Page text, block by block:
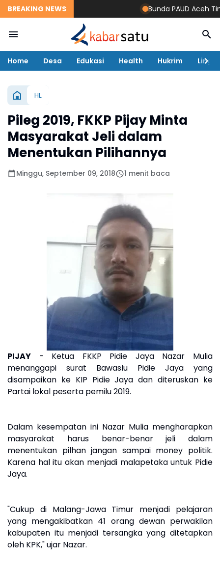
BREAKING NEWS Bunda PAUD Aceh
Home Desa Edukasi Health Hukrim
HL
Pileg 2019, FKKP Pijay Minta
Masyarakat Jeli dalam
Menentukan Pilihannya
Minggu, September 09, 2018 1 menit baca
PIJAY - Ketua FKKP Pidie Jaya Nazar Mulia
menanggapi surat Bawaslu Pidie Jaya yang
disampaikan ke KIP Pidie Jaya dan diteruskan ke
Partai lokal peserta pemilu 2019.
Dalam kesempatan ini Nazar Mulia mengharapkan
masyarakat harus benar-benar jeli dalam
menentukan pilhan jangan sampai money politik.
Karena hal itu akan menjadi malapetaka untuk Pidie
Jaya.
"Cukup di Malang-Jawa Timur menjadi pelajaran
yang mengakibatkan 41 orang dewan perwakilan
kabupaten itu menjadi tersangka yang ditetapkan
oleh KPK," ujar Nazar.